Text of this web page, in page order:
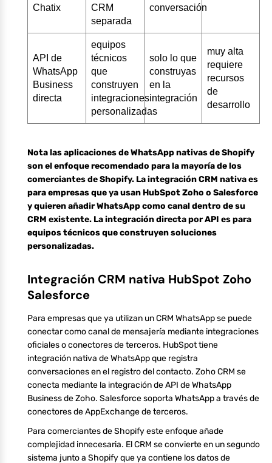
Chatix
CRM
separada
conversación
API de
WhatsApp
Business
directa
equipos
técnicos
que
construyen
integraciones
personalizadas
solo lo que
construyas
en la
integración
muy alta
requiere
recursos
de
desarrollo
Nota las aplicaciones de WhatsApp nativas de Shopify
son el enfoque recomendado para la mayoría de los
comerciantes de Shopify. La integración CRM nativa es
para empresas que ya usan HubSpot Zoho o Salesforce
y quieren añadir WhatsApp como canal dentro de su
CRM existente. La integración directa por API es para
equipos técnicos que construyen soluciones
personalizadas.
Integración CRM nativa HubSpot Zoho
Salesforce
Para empresas que ya utilizan un CRM WhatsApp se puede
conectar como canal de mensajería mediante integraciones
oficiales o conectores de terceros. HubSpot tiene
integración nativa de WhatsApp que registra
conversaciones en el registro del contacto. Zoho CRM se
conecta mediante la integración de API de WhatsApp
Business de Zoho. Salesforce soporta WhatsApp a través de
conectores de AppExchange de terceros.
Para comerciantes de Shopify este enfoque añade
complejidad innecesaria. El CRM se convierte en un segundo
sistema junto a Shopify que ya contiene los datos de